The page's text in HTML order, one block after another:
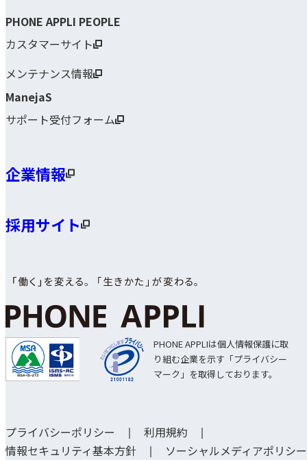
PHONE APPLI PEOPLE
カスタマーサイト
メンテナンス情報
ManejaS
サポート受付フォーム
企業情報
採用サイト
PHONE APPLIは個人情報保護に取
り組む企業を示す「プライバシー
マーク」を取得しております。
プライバシーポリシー
利用規約
情報セキュリティ基本方針
ソーシャルメディアポリシー